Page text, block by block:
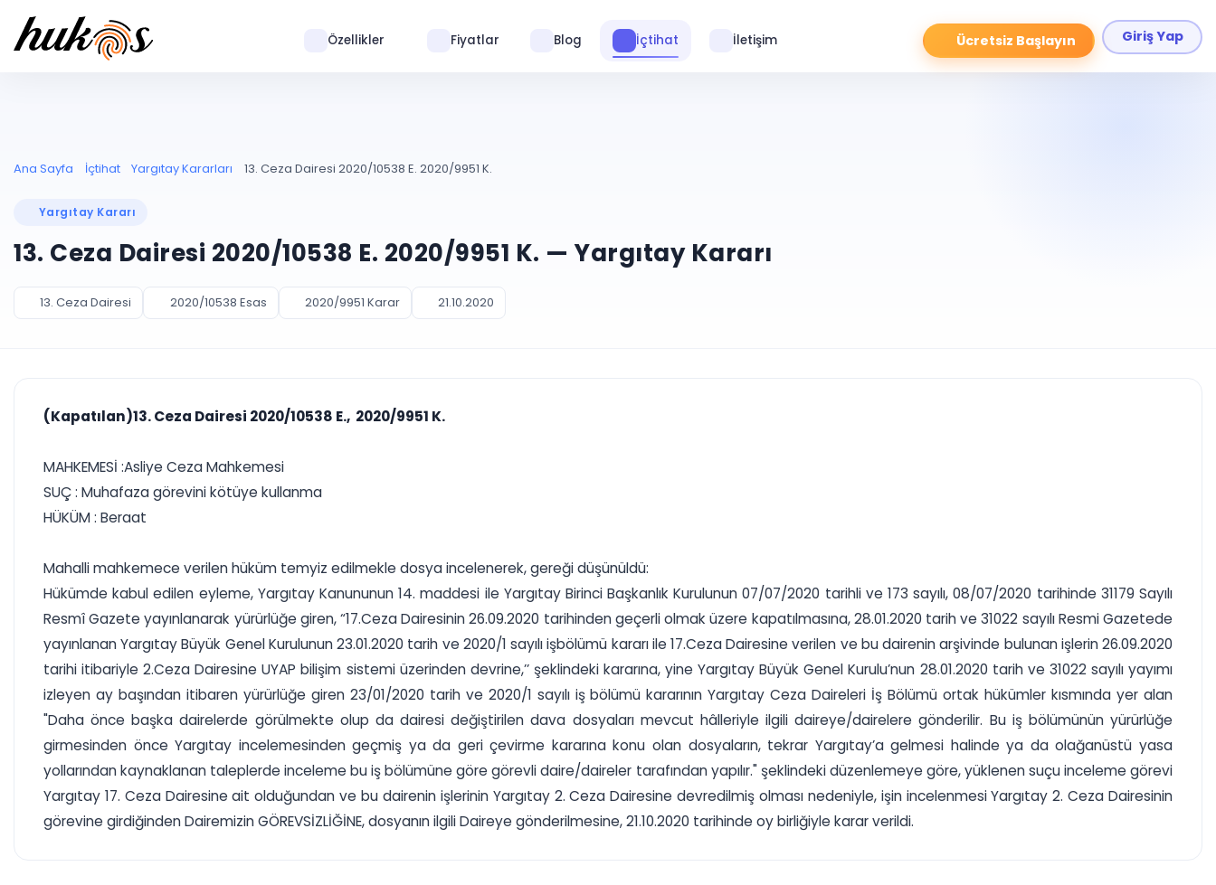
Ücretsiz Başlayın Giriş Yap
Özellikler Fiyatlar Blog İçtihat İletişim
Ana Sayfa İçtihat Yargıtay Kararları 13. Ceza Dairesi 2020/10538 E. 2020/9951 K.
Yargıtay Kararı
13. Ceza Dairesi 2020/10538 E. 2020/9951 K. — Yargıtay Kararı
13. Ceza Dairesi 2020/10538 Esas 2020/9951 Karar 21.10.2020
(Kapatılan)13. Ceza Dairesi 2020/10538 E., 2020/9951 K.
MAHKEMESİ :Asliye Ceza Mahkemesi
SUÇ : Muhafaza görevini kötüye kullanma
HÜKÜM : Beraat
Mahalli mahkemece verilen hüküm temyiz edilmekle dosya incelenerek, gereği düşünüldü:
Hükümde kabul edilen eyleme, Yargıtay Kanununun 14. maddesi ile Yargıtay Birinci Başkanlık Kurulunun 07/07/2020 tarihli ve 173 sayılı, 08/07/2020 tarihinde 31179 Sayılı
Resmî Gazete yayınlanarak yürürlüğe giren, “17.Ceza Dairesinin 26.09.2020 tarihinden geçerli olmak üzere kapatılmasına, 28.01.2020 tarih ve 31022 sayılı Resmi Gazetede
yayınlanan Yargıtay Büyük Genel Kurulunun 23.01.2020 tarih ve 2020/1 sayılı işbölümü kararı ile 17.Ceza Dairesine verilen ve bu dairenin arşivinde bulunan işlerin 26.09.2020
tarihi itibariyle 2.Ceza Dairesine UYAP bilişim sistemi üzerinden devrine,’’ şeklindeki kararına, yine Yargıtay Büyük Genel Kurulu’nun 28.01.2020 tarih ve 31022 sayılı yayımı
izleyen ay başından itibaren yürürlüğe giren 23/01/2020 tarih ve 2020/1 sayılı iş bölümü kararının Yargıtay Ceza Daireleri İş Bölümü ortak hükümler kısmında yer alan
"Daha önce başka dairelerde görülmekte olup da dairesi değiştirilen dava dosyaları mevcut hâlleriyle ilgili daireye/dairelere gönderilir. Bu iş bölümünün yürürlüğe
girmesinden önce Yargıtay incelemesinden geçmiş ya da geri çevirme kararına konu olan dosyaların, tekrar Yargıtay’a gelmesi halinde ya da olağanüstü yasa
yollarından kaynaklanan taleplerde inceleme bu iş bölümüne göre görevli daire/daireler tarafından yapılır." şeklindeki düzenlemeye göre, yüklenen suçu inceleme görevi
Yargıtay 17. Ceza Dairesine ait olduğundan ve bu dairenin işlerinin Yargıtay 2. Ceza Dairesine devredilmiş olması nedeniyle, işin incelenmesi Yargıtay 2. Ceza Dairesinin
görevine girdiğinden Dairemizin GÖREVSİZLİĞİNE, dosyanın ilgili Daireye gönderilmesine, 21.10.2020 tarihinde oy birliğiyle karar verildi.